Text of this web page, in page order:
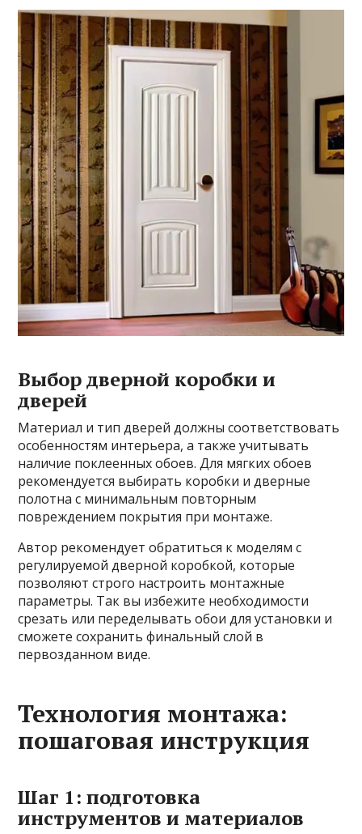
Выбор дверной коробки и
дверей
Материал и тип дверей должны соответствовать
особенностям интерьера, а также учитывать
наличие поклеенных обоев. Для мягких обоев
рекомендуется выбирать коробки и дверные
полотна с минимальным повторным
повреждением покрытия при монтаже.
Автор рекомендует обратиться к моделям с
регулируемой дверной коробкой, которые
позволяют строго настроить монтажные
параметры. Так вы избежите необходимости
срезать или переделывать обои для установки и
сможете сохранить финальный слой в
первозданном виде.
Технология монтажа:
пошаговая инструкция
Шаг 1: подготовка
инструментов и материалов